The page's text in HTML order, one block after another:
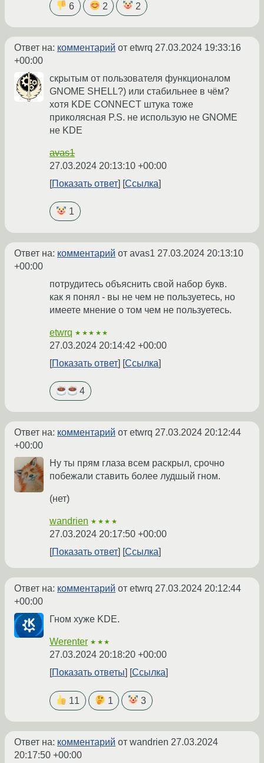
6 2 2
Ответ на: комментарий от etwrq 27.03.2024 19:33:16
+00:00
скрытым от пользователя функционалом
GNOME SHELL?) или стабильнее в чём?
хотя KDE CONNECT штука тоже
приколясная P.S. не использую не GNOME
не KDE
avas1
27.03.2024 20:13:10 +00:00
Показать ответ
Ссылка
1
Ответ на: комментарий от avas1 27.03.2024 20:13:10
+00:00
потрудитесь объяснить свой набор букв.
как я понял - вы не чем не пользуетесь, но
имеете мнение о том чем не пользуетесь.
etwrq ★★★★★
27.03.2024 20:14:42 +00:00
Показать ответ
Ссылка
4
Ответ на: комментарий от etwrq 27.03.2024 20:12:44
+00:00
Ну ты прям глаза всем раскрыл, срочно
побежали ставить более лудшый гном.
(нет)
wandrien ★★★★
27.03.2024 20:17:50 +00:00
Показать ответ
Ссылка
Ответ на: комментарий от etwrq 27.03.2024 20:12:44
+00:00
Гном хуже KDE.
Werenter ★★★
27.03.2024 20:18:20 +00:00
Показать ответы
Ссылка
11 1 3
Ответ на: комментарий от wandrien 27.03.2024
20:17:50 +00:00